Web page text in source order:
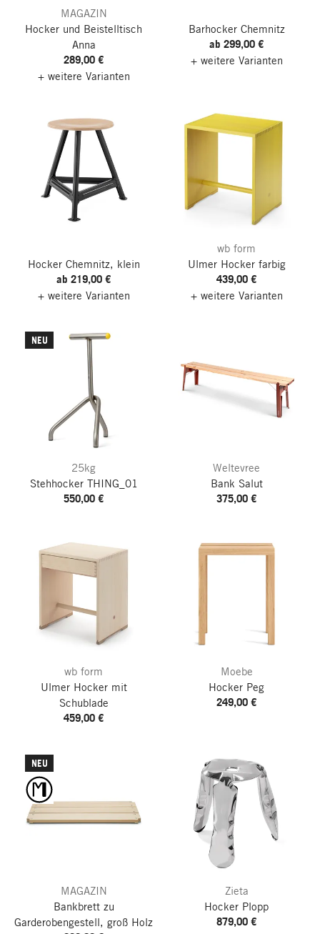
MAGAZIN
Hocker und Beistelltisch
Anna
289,00 €
+ weitere Varianten
Barhocker Chemnitz
ab 299,00 €
+ weitere Varianten
Hocker Chemnitz, klein
ab 219,00 €
+ weitere Varianten
wb form
Ulmer Hocker farbig
439,00 €
+ weitere Varianten
NEU
25kg
Stehhocker THING_01
550,00 €
Weltevree
Bank Salut
375,00 €
wb form
Ulmer Hocker mit
Schublade
459,00 €
Moebe
Hocker Peg
249,00 €
NEU
MAGAZIN
Bankbrett zu
Garderobengestell, groß Holz
Zieta
Hocker Plopp
879,00 €